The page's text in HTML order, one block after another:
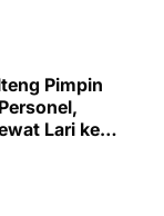
Pimpin
Lari ke